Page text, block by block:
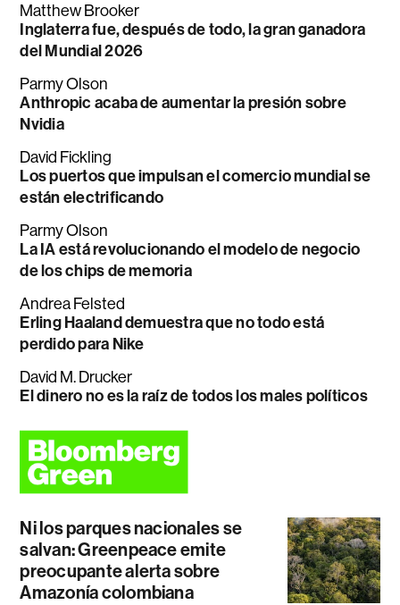
Matthew Brooker
Inglaterra fue, después de todo, la gran ganadora
del Mundial 2026
Parmy Olson
Anthropic acaba de aumentar la presión sobre
Nvidia
David Fickling
Los puertos que impulsan el comercio mundial se
están electrificando
Parmy Olson
La IA está revolucionando el modelo de negocio
de los chips de memoria
Andrea Felsted
Erling Haaland demuestra que no todo está
perdido para Nike
David M. Drucker
El dinero no es la raíz de todos los males políticos
Ni los parques nacionales se
salvan: Greenpeace emite
preocupante alerta sobre
Amazonía colombiana